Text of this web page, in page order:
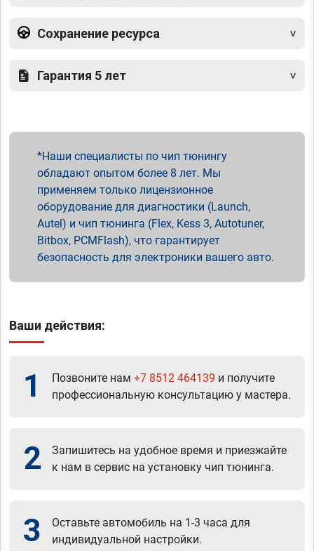
Сохранение ресурса
Гарантия 5 лет
Наши специалисты по чип тюнингу
обладают опытом более 8 лет. Мы
применяем только лицензионное
оборудование для диагностики (Launch,
Autel) и чип тюнинга (Flex, Kess 3, Autotuner,
Bitbox, PCMFlash), что гарантирует
безопасность для электроники вашего авто.
Ваши действия:
1 Позвоните нам +7 8512 464139 и получите
профессиональную консультацию у мастера.
2
Запишитесь на удобное время и приезжайте
к нам в сервис на установку чип тюнинга.
3
Оставьте автомобиль на 1-3 часа для
индивидуальной настройки.